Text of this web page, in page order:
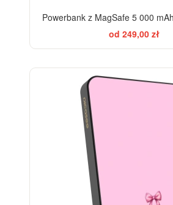
Powerbank z MagSafe 5 000
od 249,00 zł